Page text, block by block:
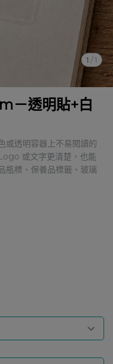
1 /1
－透明貼+白
或透明容器上不易閱讀的
或文字更清楚，也能
瓶標、保養品標籤、玻璃